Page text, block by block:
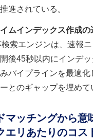
進されている。
ムインデックス作成の
検索エンジンは、速報
後45秒以内にインデッ
パイプラインを最適化
とのギャップを埋めて
マッチングから意
エリあたりのコス